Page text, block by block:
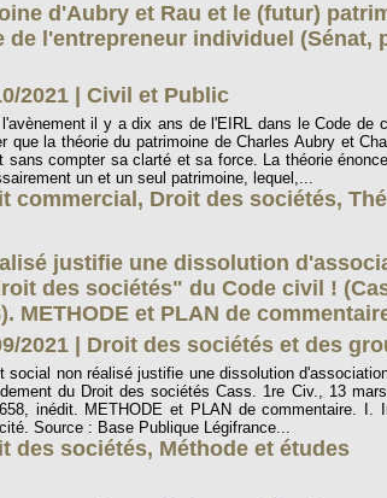
d'Aubry et Rau et le (futur)
l'entrepreneur individuel (Sénat,
2021
Civil et Public
il y a dix ans de l'EIRL dans le Code de
que la théorie du patrimoine de Charles Aubry et
sans compter sa clarté et sa force. La théorie
un et un seul patrimoine, lequel,...
commercial , Droit des sociétés,
justifie une dissolution
des sociétés" du Code civil !
METHODE et PLAN de
2021
Droit des sociétés et des
social non réalisé justifie une dissolution
du Droit des sociétés Cass. 1re Civ., 13
inédit. METHODE et PLAN de commentaire. I.
Source : Base Publique Légifrance...
des sociétés, Méthode et études